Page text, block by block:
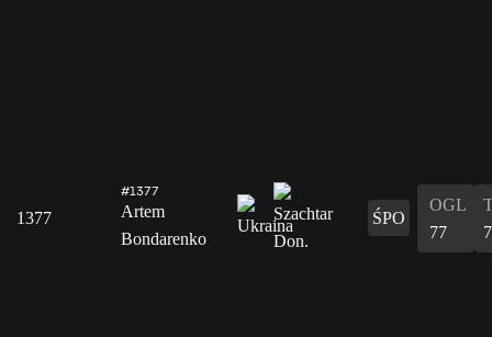
1377
#1377
Artem
Bondarenko
ŚPO
OGL
77